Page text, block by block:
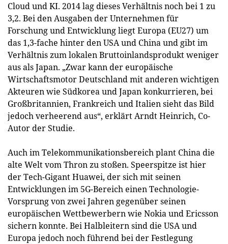
Cloud und KI. 2014 lag dieses Verhältnis noch bei 1 zu
3,2. Bei den Ausgaben der Unternehmen für
Forschung und Entwicklung liegt Europa (EU27) um
das 1,3-fache hinter den USA und China und gibt im
Verhältnis zum lokalen Bruttoinlandsprodukt weniger
aus als Japan. „Zwar kann der europäische
Wirtschaftsmotor Deutschland mit anderen wichtigen
Akteuren wie Südkorea und Japan konkurrieren, bei
Großbritannien, Frankreich und Italien sieht das Bild
jedoch verheerend aus“, erklärt Arndt Heinrich, Co-
Autor der Studie.
Auch im Telekommunikationsbereich plant China die
alte Welt vom Thron zu stoßen. Speerspitze ist hier
der Tech-Gigant Huawei, der sich mit seinen
Entwicklungen im 5G-Bereich einen Technologie-
Vorsprung von zwei Jahren gegenüber seinen
europäischen Wettbewerbern wie Nokia und Ericsson
sichern konnte. Bei Halbleitern sind die USA und
Europa jedoch noch führend bei der Festlegung